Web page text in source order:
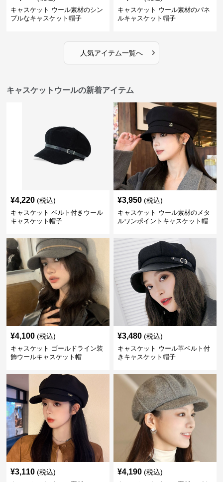
キャスケット ウール素材のシン
プルなキャスケット帽子
キャスケット ウール素材のパネ
ルキャスケット帽子
人気アイテム一覧へ ›
キャスケットウールの新着アイテム
¥4,220 (税込)
キャスケット ベルト付きウール
キャスケット帽子
¥3,950 (税込)
キャスケット ウール素材のメタ
ルワンポイントキャスケット帽
¥4,100 (税込)
キャスケット ゴールドライン装
飾ウールキャスケット帽
¥3,480 (税込)
キャスケット ウール革ベルト付
きキャスケット帽子
¥3,110 (税込) ¥4,190 (税込)